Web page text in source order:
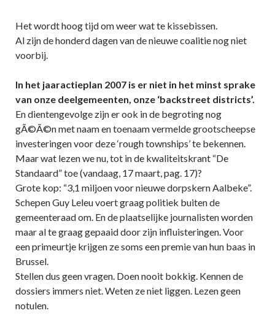
Het wordt hoog tijd om weer wat te kissebissen.
Al zijn de honderd dagen van de nieuwe coalitie nog niet
voorbij.
In het jaaractieplan 2007 is er niet in het minst sprake
van onze deelgemeenten, onze ‘backstreet districts’.
En dientengevolge zijn er ook in de begroting nog
gÃ©Ã©n met naam en toenaam vermelde grootscheepse
investeringen voor deze ‘rough townships’ te bekennen.
Maar wat lezen we nu, tot in de kwaliteitskrant “De
Standaard” toe (vandaag, 17 maart, pag. 17)?
Grote kop: “3,1 miljoen voor nieuwe dorpskern Aalbeke”.
Schepen Guy Leleu voert graag politiek buiten de
gemeenteraad om. En de plaatselijke journalisten worden
maar al te graag gepaaid door zijn influisteringen. Voor
een primeurtje krijgen ze soms een premie van hun baas in
Brussel.
Stellen dus geen vragen. Doen nooit bokkig. Kennen de
dossiers immers niet. Weten ze niet liggen. Lezen geen
notulen.